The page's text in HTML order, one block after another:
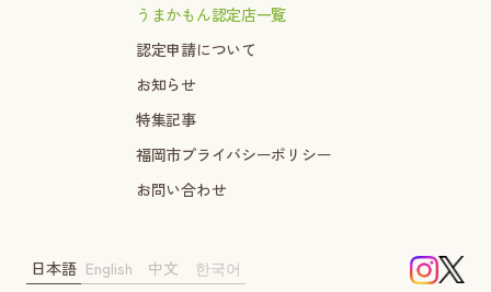
うまかもん認定店一覧
認定申請について
お知らせ
特集記事
福岡市プライバシーポリシー
お問い合わせ
日本語 English 中文 한국어